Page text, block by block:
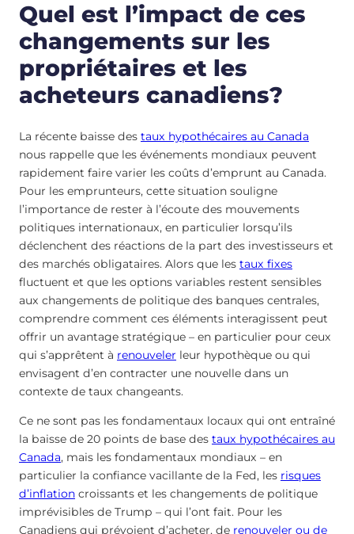
Quel est l’impact de ces
changements sur les
propriétaires et les
acheteurs canadiens?
La récente baisse des taux hypothécaires au Canada
nous rappelle que les événements mondiaux peuvent
rapidement faire varier les coûts d’emprunt au Canada.
Pour les emprunteurs, cette situation souligne
l’importance de rester à l’écoute des mouvements
politiques internationaux, en particulier lorsqu’ils
déclenchent des réactions de la part des investisseurs et
des marchés obligataires. Alors que les taux fixes
fluctuent et que les options variables restent sensibles
aux changements de politique des banques centrales,
comprendre comment ces éléments interagissent peut
offrir un avantage stratégique – en particulier pour ceux
qui s’apprêtent à renouveler leur hypothèque ou qui
envisagent d’en contracter une nouvelle dans un
contexte de taux changeants.
Ce ne sont pas les fondamentaux locaux qui ont entraîné
la baisse de 20 points de base des taux hypothécaires au
Canada, mais les fondamentaux mondiaux – en
particulier la confiance vacillante de la Fed, les risques
d’inflation croissants et les changements de politique
imprévisibles de Trump – qui l’ont fait. Pour les
Canadiens qui prévoient d’acheter, de renouveler ou de